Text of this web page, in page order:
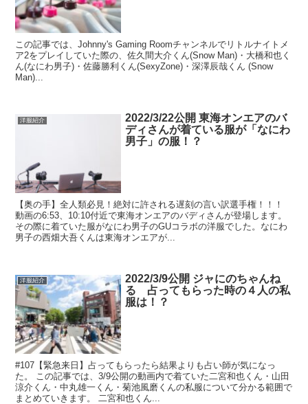
この記事では、Johnny's Gaming Roomチャンネルでリトルナイトメ
ア2をプレイしていた際の、佐久間大介くん(Snow Man)・大橋和也く
ん(なにわ男子)・佐藤勝利くん(SexyZone)・深澤辰哉くん (Snow
Man)...
洋服紹介
2022/3/22公開 東海オンエアのバ
ディさんが着ている服が「なにわ
男子」の服！？
【奥の手】全人類必見！絶対に許される遅刻の言い訳選手権！！！
動画の6:53、10:10付近で東海オンエアのバディさんが登場します。
その際に着ていた服がなにわ男子のGUコラボの洋服でした。なにわ
男子の西畑大吾くんは東海オンエアが...
洋服紹介
2022/3/9公開 ジャにのちゃんね
る 占ってもらった時の４人の私
服は！？
#107【緊急来日】占ってもらったら結果よりも占い師が気になっ
た。 この記事では、3/9公開の動画内で着ていた二宮和也くん・山田
涼介くん・中丸雄一くん・菊池風磨くんの私服について分かる範囲で
まとめていきます。 二宮和也くん...